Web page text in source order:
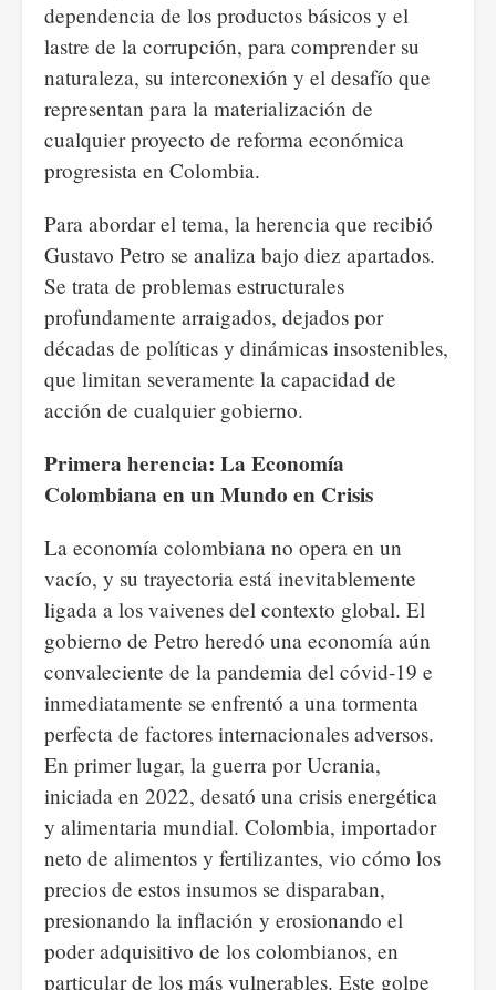
dependencia de los productos básicos y el
lastre de la corrupción, para comprender su
naturaleza, su interconexión y el desafío que
representan para la materialización de
cualquier proyecto de reforma económica
progresista en Colombia.
Para abordar el tema, la herencia que recibió
Gustavo Petro se analiza bajo diez apartados.
Se trata de problemas estructurales
profundamente arraigados, dejados por
décadas de políticas y dinámicas insostenibles,
que limitan severamente la capacidad de
acción de cualquier gobierno.
Primera herencia: La Economía
Colombiana en un Mundo en Crisis
La economía colombiana no opera en un
vacío, y su trayectoria está inevitablemente
ligada a los vaivenes del contexto global. El
gobierno de Petro heredó una economía aún
convaleciente de la pandemia del cóvid-19 e
inmediatamente se enfrentó a una tormenta
perfecta de factores internacionales adversos.
En primer lugar, la guerra por Ucrania,
iniciada en 2022, desató una crisis energética
y alimentaria mundial. Colombia, importador
neto de alimentos y fertilizantes, vio cómo los
precios de estos insumos se disparaban,
presionando la inflación y erosionando el
poder adquisitivo de los colombianos, en
particular de los más vulnerables. Este golpe